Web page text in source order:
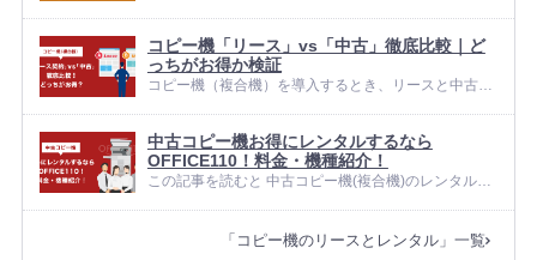
うにリース契約できるのか」「費用やリスクはどのく
らい違うのか」は分かりづらいポイントではないでし
ょうか。 結論からお伝えする...
コピー機「リース」vs「中古」徹底比較｜ど
っちがお得か検証
コピー機（複合機）を導入するとき、リースと中古の
右する重要なポイントです。 料金をできるだけ抑えた
い一方で、導入後の故障リスクやサポート体制も無視
できず、「何を基準に選べば...
中古コピー機お得にレンタルするなら
OFFICE110！料金・機種紹介！
この記事を読むと 中古コピー機(複合機)のレンタル料
機種 について詳しくわかります。 中古コピー機(複合
「コピー機のリースとレンタル」一覧